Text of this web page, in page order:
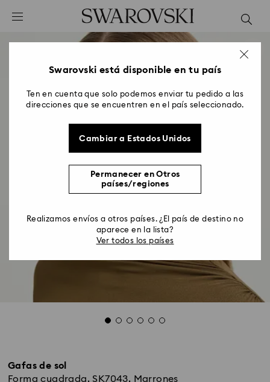
Accesskeys list
2 - Footer
Gafas de sol
Forma cuadrada, SK7043, Marrones
Swarovski está disponible en tu país
Ten en cuenta que solo podemos enviar tu pedido a las
direcciones que se encuentren en el país seleccionado.
Cambiar a Estados Unidos
Permanecer en Otros
países/regiones
Realizamos envíos a otros países. ¿El país de destino no
aparece en la lista?
Ver todos los países